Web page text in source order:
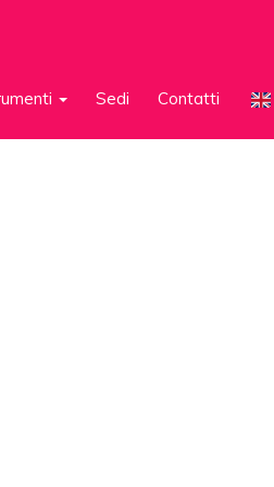
Sedi Contatti